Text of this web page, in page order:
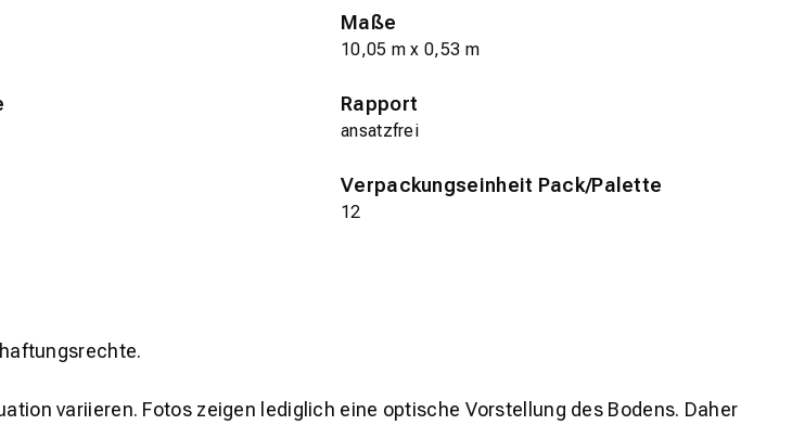
Maße
10,05 m x 0,53 m
Rapport
ansatzfrei
Verpackungseinheit Pack/Palette
12
variieren. Fotos zeigen lediglich eine optische Vorstellung des Bodens. Daher